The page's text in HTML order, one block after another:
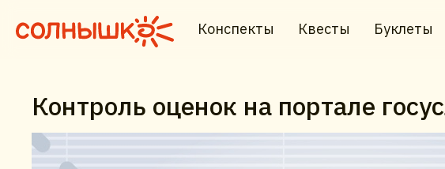
Конспекты Квесты Буклеты
Контроль оценок на портале